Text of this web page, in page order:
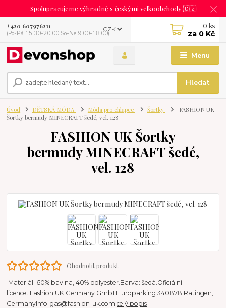
Spolupracujeme výhradně s českými velkoobchody 🇨🇿
Menu
CZK
Hledat
+420 607976211
(Po-Pá 15:30-20:00 So-Ne 9:00-18:00)
0 ks
za 0 Kč
Úvod DĚTSKÁ MÓDA Móda pro chlapce Šortky
FASHION UK
Šortky bermudy MINECRAFT šedé, vel. 128
FASHION UK Šortky
bermudy MINECRAFT šedé,
vel. 128
Ohodnotit produkt
Materiál: 60% bavlna, 40% polyester.Barva: šedá.Oficiální
licence. Fashion UK Germany GmbHEuroparking 340878 Ratingen,
GermanyInfo-gas@fashion-uk.comcelý popis